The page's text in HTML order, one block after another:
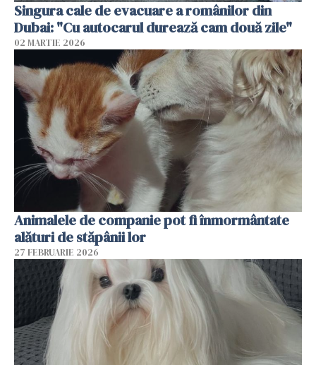
Singura cale de evacuare a românilor din
Dubai: "Cu autocarul durează cam două zile"
02 MARTIE 2026
Animalele de companie pot fi înmormântate
alături de stăpânii lor
27 FEBRUARIE 2026